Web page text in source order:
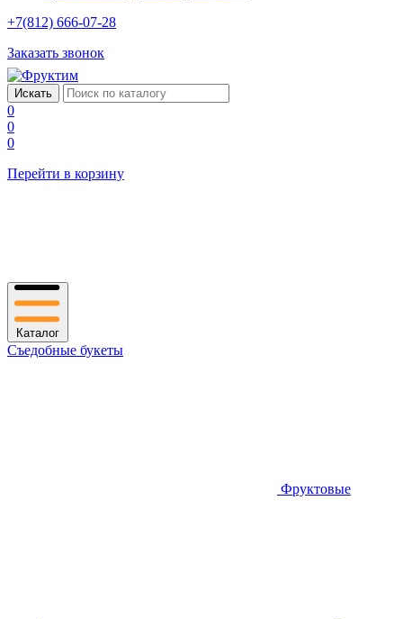
+7(812) 666-07-28
Заказать звонок
0
0
0
Перейти в корзину
Каталог
Съедобные букеты
Фруктовые